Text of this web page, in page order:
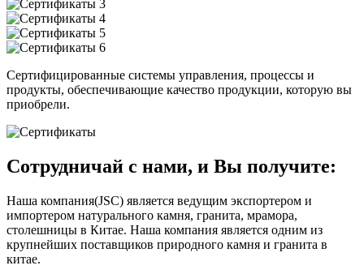
Сертифицированные системы управления, процессы и
продукты, обеспечивающие качество продукции, которую вы
приобрели.
Сотрудничай с нами, и Вы получите:
Наша компания(JSC) является ведущим экспортером и
импортером натурального камня, гранита, мрамора,
столешницы в Китае. Наша компания является одним из
крупнейших поставщиков природного камня и гранита в
китае.